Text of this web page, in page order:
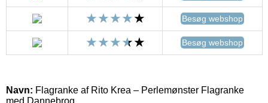
Besøg webshop
Besøg webshop
Navn: Flagranke af Rito Krea – Perlemønster Flagranke
med Dannebrog